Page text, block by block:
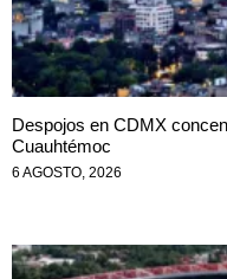
Despojos en CDMX
Cuauhtémoc
6 AGOSTO, 2026